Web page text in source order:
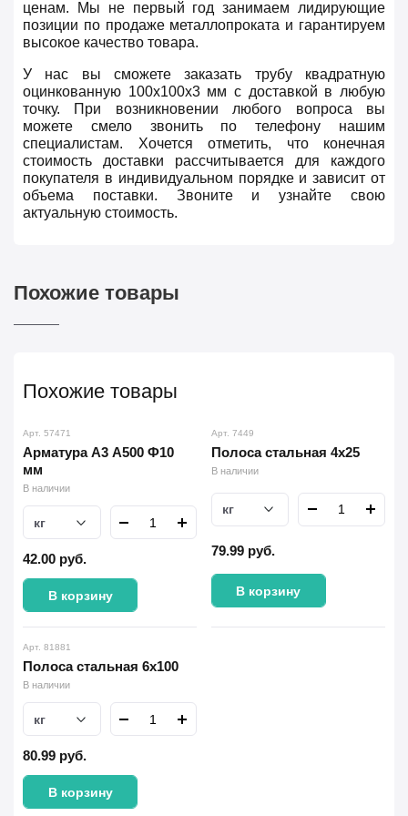
ценам. Мы не первый год занимаем лидирующие
позиции по продаже металлопроката и гарантируем
высокое качество товара.
У нас вы сможете заказать трубу квадратную
оцинкованную 100х100х3 мм с доставкой в любую
точку. При возникновении любого вопроса вы
можете смело звонить по телефону нашим
специалистам. Хочется отметить, что конечная
стоимость доставки рассчитывается для каждого
покупателя в индивидуальном порядке и зависит от
объема поставки. Звоните и узнайте свою
актуальную стоимость.
Похожие товары
Похожие товары
Арт. 57471
Арматура А3 А500 Ф10
мм
В наличии
кг
42.00 руб.
В корзину
Арт. 7449
Полоса стальная 4х25
В наличии
кг
79.99 руб.
В корзину
Арт. 81881
Полоса стальная 6х100
В наличии
кг
80.99 руб.
В корзину